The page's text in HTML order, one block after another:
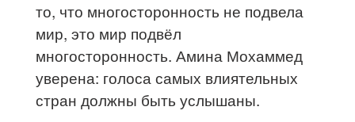
то, что многосторонность не подвела
мир, это мир подвёл
многосторонность. Амина Мохаммед
уверена: голоса самых влиятельных
стран должны быть услышаны.